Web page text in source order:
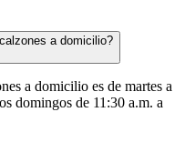
a domicilio?
a domicilio es de martes a
domingos de 11:30 a.m. a